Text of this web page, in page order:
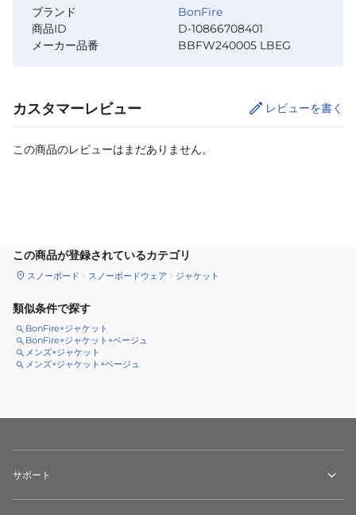
ブランド
BonFire
商品ID
D-10866708401
メーカー品番
BBFW240005 LBEG
カスタマーレビュー レビューを書く
この商品のレビューはまだありません。
この商品が登録されているカテゴリ
スノーボード スノーボードウェア ジャケット
類似条件で探す
BonFire×ジャケット
BonFire×ジャケット×ベージュ
メンズ×ジャケット
メンズ×ジャケット×ベージュ
サポート